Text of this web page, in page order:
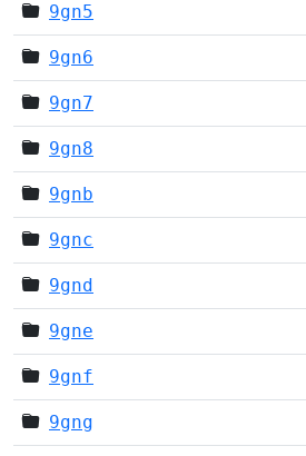
9gn5
9gn6
9gn7
9gn8
9gnb
9gnc
9gnd
9gne
9gnf
9gng